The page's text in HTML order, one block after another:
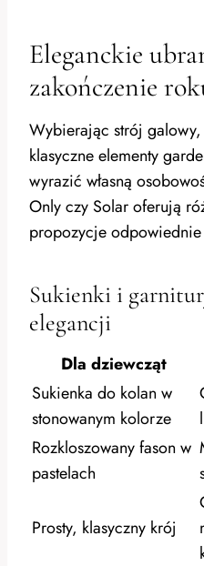
Eleganckie
zakończenie
Wybierając strój
klasyczne elementy
wyrazić własną
Only czy Solar oferują
propozycje
Sukienki i
elegancji
Dla dziewcząt
Sukienka do kolan w
stonowanym kolorze
Rozkloszowany fason w
pastelach
Prosty, klasyczny krój